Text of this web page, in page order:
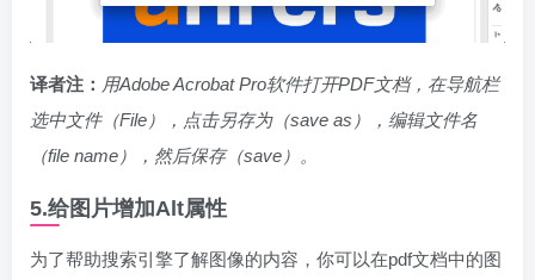
译者注： 用Adobe Acrobat Pro软件打开PDF文档，在导航栏
选中文件（File），点击另存为（save as），编辑文件名
（file name），然后保存（save）。
5.给图片增加Alt属性
为了帮助搜索引擎了解图像的内容，你可以在pdf文档中的图